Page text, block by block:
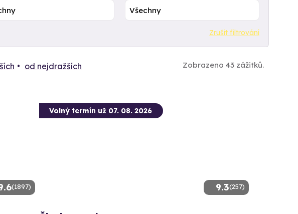
Zrušit filtrování
od nejdražších Zobrazeno 43 zážitků.
(1897) 9.3(257)
Volný termín už 07. 08. 2026